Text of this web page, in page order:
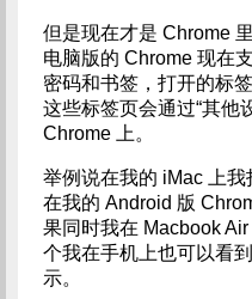
但是现在才是 Chrome
电脑版的 Chrome 现在
密码和书签，打开的标
这些标签页会通过“其他
Chrome 上。
举例说在我的 iMac 上
在我的 Android 版
果同时我在 Macbook
个我在手机上也可以看
示。